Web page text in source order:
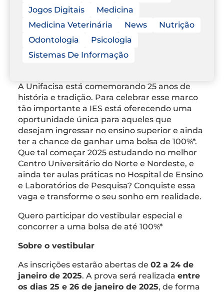
Jogos Digitais
Medicina
Medicina Veterinária
News
Nutrição
Odontologia
Psicologia
Sistemas De Informação
A Unifacisa está comemorando 25 anos de
história e tradição. Para celebrar esse marco
tão importante a IES está oferecendo uma
oportunidade única para aqueles que
desejam ingressar no ensino superior e ainda
ter a chance de ganhar uma bolsa de 100%*.
Que tal começar 2025 estudando no melhor
Centro Universitário do Norte e Nordeste, e
ainda ter aulas práticas no Hospital de Ensino
e Laboratórios de Pesquisa? Conquiste essa
vaga e transforme o seu sonho em realidade.
Quero participar do vestibular especial e
concorrer a uma bolsa de até 100%*
Sobre o vestibular
As inscrições estarão abertas de 02 a 24 de
janeiro de 2025. A prova será realizada entre
os dias 25 e 26 de janeiro de 2025, de forma